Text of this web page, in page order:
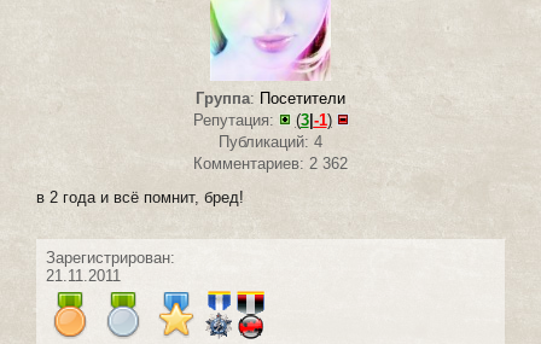
Группа: Посетители
Репутация:
(3| -1)
Публикаций: 4
Комментариев: 2 362
в 2 года и всё помнит, бред!
Зарегистрирован:
21.11.2011